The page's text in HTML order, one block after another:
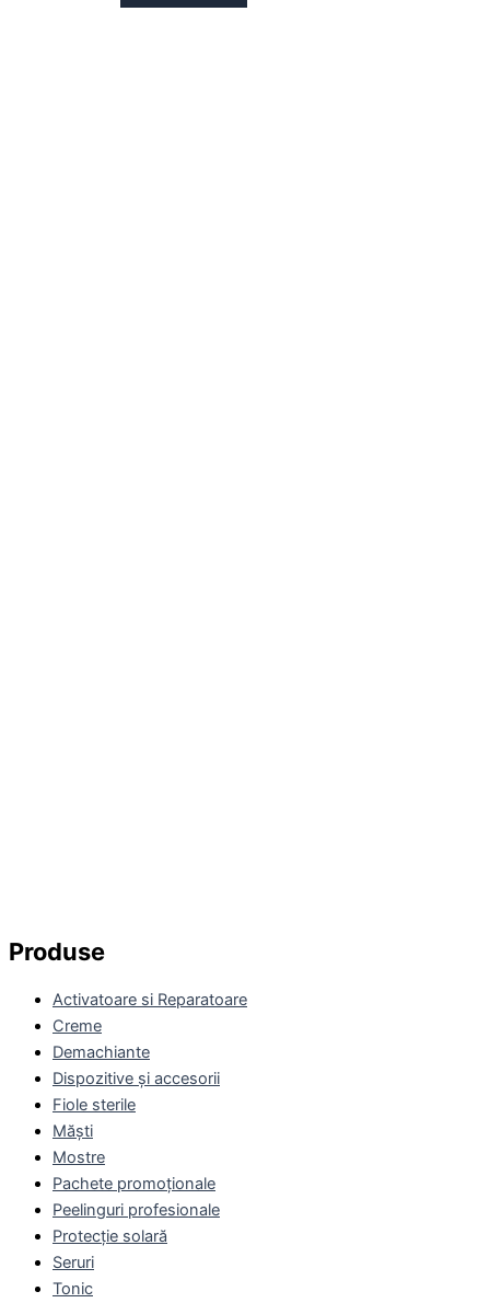
Produse
Activatoare si Reparatoare
Creme
Demachiante
Dispozitive și accesorii
Fiole sterile
Măști
Mostre
Pachete promoționale
Peelinguri profesionale
Protecție solară
Seruri
Tonic